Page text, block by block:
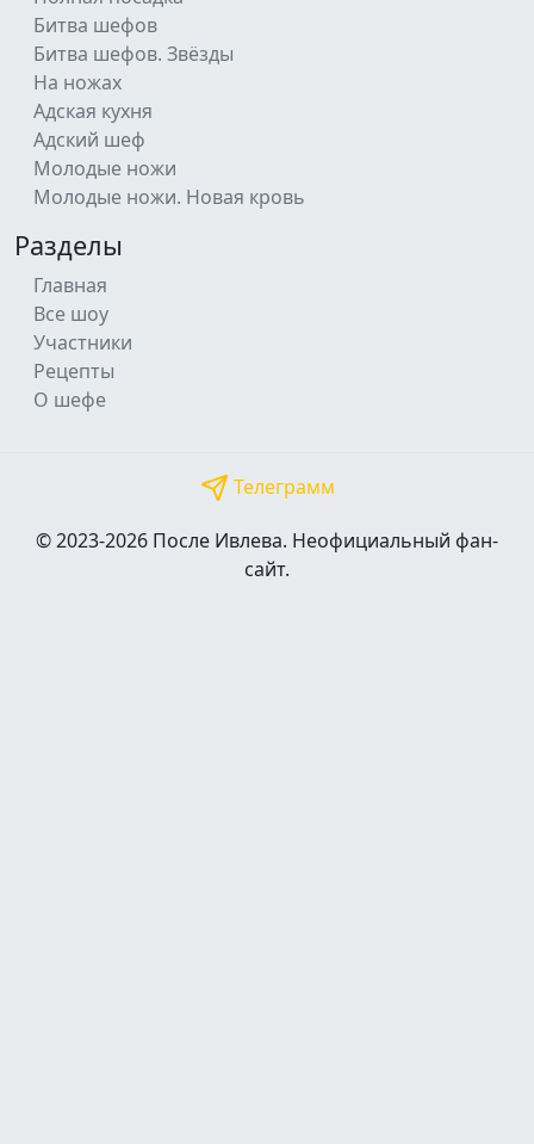
Полная посадка
Битва шефов
Битва шефов. Звёзды
На ножах
Адская кухня
Адский шеф
Молодые ножи
Молодые ножи. Новая кровь
Разделы
Главная
Все шоу
Участники
Рецепты
О шефе
Телеграмм
© 2023-2026 После Ивлева. Неофициальный